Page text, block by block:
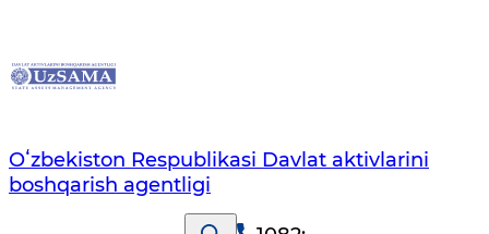
Oʻzbekiston Respublikasi Davlat aktivlarini
boshqarish agentligi